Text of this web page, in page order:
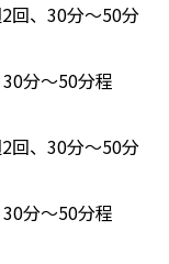
回、30分～50分
分～50分程
回、30分～50分
分～50分程